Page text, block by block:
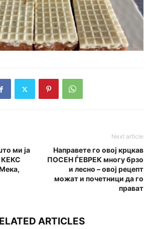
ми ја
КЕКС
Next article
Направете го овој крцкав
ПОСЕН ЃЕВРЕК многу брзо
и лесно – овој рецепт
можат и почетници да го
прават
ARTICLES